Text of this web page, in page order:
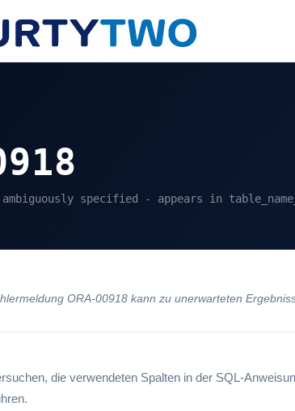
ambiguously specified - appears in
ORA-00918 kann zu unerwarteten
die verwendeten Spalten in der SQL-